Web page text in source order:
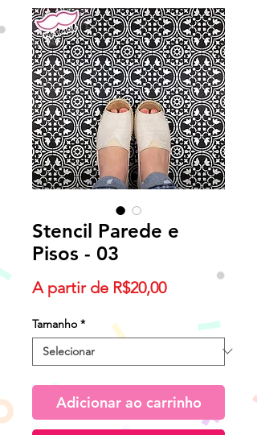
Stencil Parede e
Pisos - 03
A partir de R$20,00Preço
Tamanho *
Adicionar ao carrinho